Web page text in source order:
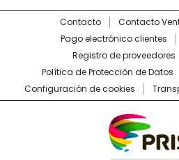
Contacto Contacto
Pago electrónico clientes
Registro de proveedores
Política de Protección de Datos
Configuración de cookies